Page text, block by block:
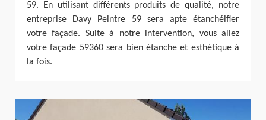
59. En utilisant différents produits de qualité, notre
entreprise Davy Peintre 59 sera apte étanchéifier
votre façade. Suite à notre intervention, vous allez
votre façade 59360 sera bien étanche et esthétique à
la fois.